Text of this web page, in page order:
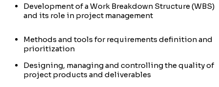
Development of a Work Breakdown Structure (WBS)
and its role in project management
Methods and tools for requirements definition and
prioritization
Designing, managing and controlling the quality of
project products and deliverables